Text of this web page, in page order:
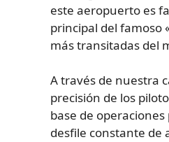
este aeropuerto es
principal del famoso
más transitadas del
A través de nuestra
precisión de los
base de
desfile constante de